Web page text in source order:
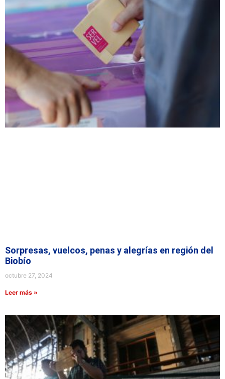
Sorpresas, vuelcos, penas y alegrías en región del
Biobío
octubre 27, 2024
Leer más »